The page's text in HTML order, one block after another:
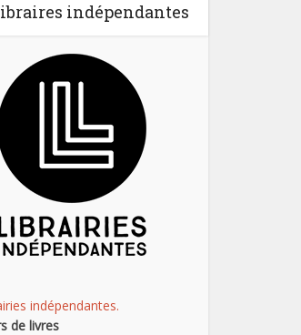
indépendantes
indépendantes.
de livres